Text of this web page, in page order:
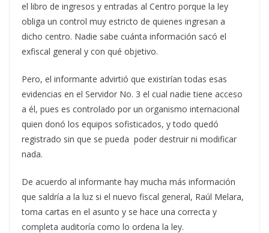
el libro de ingresos y entradas al Centro porque la ley
obliga un control muy estricto de quienes ingresan a
dicho centro. Nadie sabe cuánta información sacó el
exfiscal general y con qué objetivo.
Pero, el informante advirtió que existirían todas esas
evidencias en el Servidor No. 3 el cual nadie tiene acceso
a él, pues es controlado por un organismo internacional
quien donó los equipos sofisticados, y todo quedó
registrado sin que se pueda poder destruir ni modificar
nada.
De acuerdo al informante hay mucha más información
que saldría a la luz si el nuevo fiscal general, Raúl Melara,
toma cartas en el asunto y se hace una correcta y
completa auditoría como lo ordena la ley.